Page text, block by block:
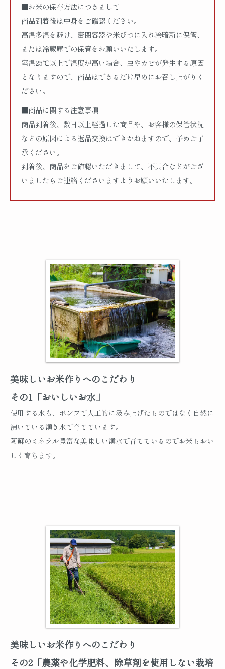
■お米の保存方法につきまして
商品到着後は中身をご確認ください。
高温多湿を避け、密閉容器や米びつに入れ冷暗所に保管、
または冷蔵庫での保管をお願いいたします。
室温25℃以上で湿度が高い場合、虫やカビが発生する原因
となりますので、商品はできるだけ早めにお召し上がりく
ださい。
■商品に関する注意事項
商品到着後、数日以上経過した商品や、お客様の保管状況
などの原因による返品交換はできかねますので、予めご了
承ください。
到着後、商品をご確認いただきまして、不具合などがござ
いましたらご連絡くださいますようお願いいたします。
美味しいお米作りへのこだわり
その1「おいしいお水」
使用する水も、ポンプで人工的に汲み上げたものではなく自然に
沸いている湧き水で育てています。
阿蘇のミネラル豊富な美味しい湧水で育てているのでお米もおい
しく育ちます。
美味しいお米作りへのこだわり
その2「農薬や化学肥料、除草剤を使用しない栽培